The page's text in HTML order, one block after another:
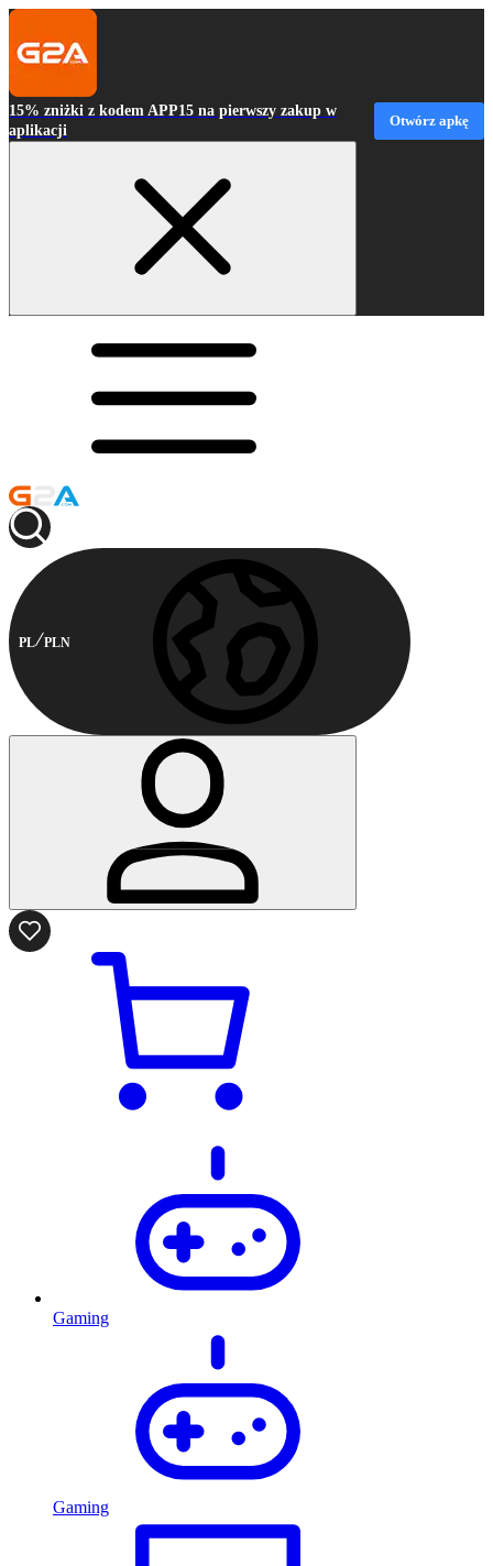
15% zniżki z kodem APP15 na pierwszy zakup w
aplikacji
Otwórz apkę
PL PLN
Gaming
Gaming